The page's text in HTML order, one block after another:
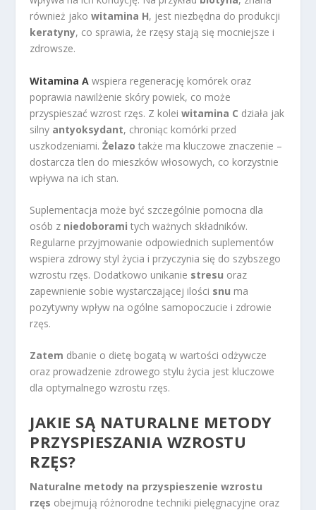
również jakowitamina H, jest niezbędna do produkcji
keratyny, co sprawia, że rzęsy stają się mocniejsze i
zdrowsze.
Witamina A wspiera regenerację komórek oraz
poprawia nawilżenie skóry powiek, co może
przyspieszać wzrost rzęs. Z koleiwitamina C działa jak
silny antyoksydant, chroniąc komórki przed
uszkodzeniami.Żelazo także ma kluczowe znaczenie –
dostarcza tlen do mieszków włosowych, co korzystnie
wpływa na ich stan.
Suplementacja może być szczególnie pomocna dla
osób z niedoborami tych ważnych składników.
Regularne przyjmowanie odpowiednich suplementów
wspiera zdrowy styl życia i przyczynia się do szybszego
wzrostu rzęs. Dodatkowo unikanie stresu oraz
zapewnienie sobie wystarczającej ilości snu ma
pozytywny wpływ na ogólne samopoczucie i zdrowie
rzęs.
Zatem dbanie o dietę bogatą w wartości odżywcze
oraz prowadzenie zdrowego stylu życia jest kluczowe
dla optymalnego wzrostu rzęs.
JAKIE SĄ NATURALNE METODY
PRZYSPIESZANIA WZROSTU
RZĘS?
Naturalne metody na przyspieszenie wzrostu
rzęs obejmują różnorodne techniki pielęgnacyjne oraz